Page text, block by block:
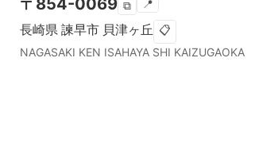
〒 854-0069 ⧉ 📍
長崎県 諫早市 貝津ヶ丘 📋
NAGASAKI KEN ISAHAYA SHI KAIZUGAOKA